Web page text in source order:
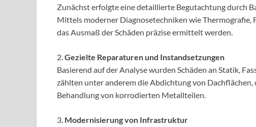
Zunächst erfolgte eine detaillierte Begutachtung durch
Mittels moderner Diagnosetechniken wie Thermografie,
das Ausmaß der Schäden präzise ermittelt werden.
2.Gezielte Reparaturen und Instandsetzungen
Basierend auf der Analyse wurden Schäden an Statik,
zählten unter anderem die Abdichtung von
Behandlung von korrodierten Metallteilen.
3. Modernisierung von Infrastruktur